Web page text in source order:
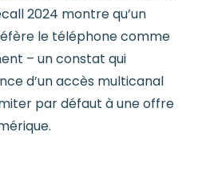
2024 montre qu’un
le téléphone comme
– un constat qui
d’un accès multicanal
par défaut à une offre